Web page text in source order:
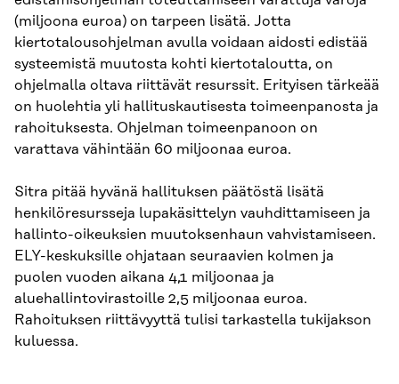
(miljoona euroa) on tarpeen lisätä. Jotta
kiertotalousohjelman avulla voidaan aidosti edistää
systeemistä muutosta kohti kiertotaloutta, on
ohjelmalla oltava riittävät resurssit. Erityisen tärkeää
on huolehtia yli hallituskautisesta toimeenpanosta ja
rahoituksesta. Ohjelman toimeenpanoon on
varattava vähintään 60 miljoonaa euroa.
Sitra pitää hyvänä hallituksen päätöstä lisätä
henkilöresursseja lupakäsittelyn vauhdittamiseen ja
hallinto-oikeuksien muutoksenhaun vahvistamiseen.
ELY-keskuksille ohjataan seuraavien kolmen ja
puolen vuoden aikana 4,1 miljoonaa ja
aluehallintovirastoille 2,5 miljoonaa euroa.
Rahoituksen riittävyyttä tulisi tarkastella tukijakson
kuluessa.